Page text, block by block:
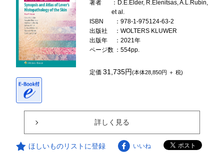
著者
：D.E.Elder, R.Elenitsas, A.L.Rubin,
et al.
ISBN
：978-1-975124-63-2
出版社
：WOLTERS KLUWER
出版年
：2021年
ページ数 ：554pp.
定価31,735円(本体28,850円 ＋ 税)
詳しく見る
ほしいものリストに登録 いいね